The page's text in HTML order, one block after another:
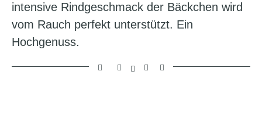
intensive Rindgeschmack der Bäckchen wird
vom Rauch perfekt unterstützt. Ein
Hochgenuss.